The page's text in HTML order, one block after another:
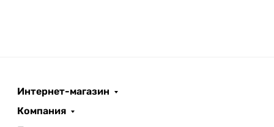
Интернет-магазин
Компания